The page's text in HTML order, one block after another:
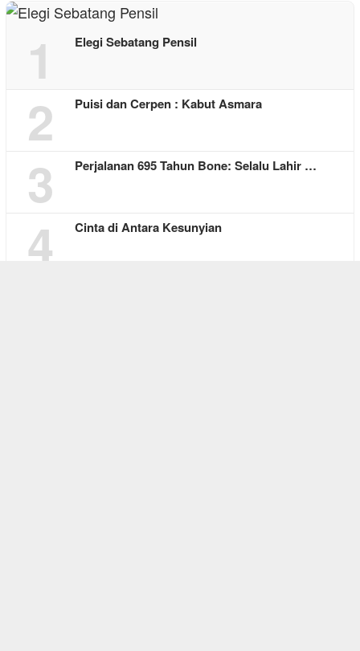
1 Elegi Sebatang Pensil
2 Puisi dan Cerpen : Kabut Asmara
3 Perjalanan 695 Tahun Bone: Selalu Lahir …
4 Cinta di Antara Kesunyian